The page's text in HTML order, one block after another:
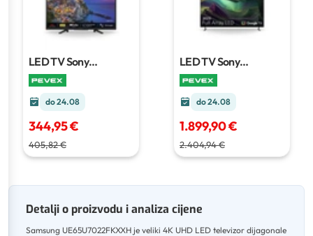
LED TV Sony
KD32W800P1AEP
cm
do 24.08
344,95 €
405,82 €
LED TV Sony
K85S35BP.CEI
do 24.08
1.899,90 €
2.404,94 €
Detalji o proizvodu i analiza cijene
Samsung UE65U7022FKXXH je veliki 4K UHD LED televizor dijagonale